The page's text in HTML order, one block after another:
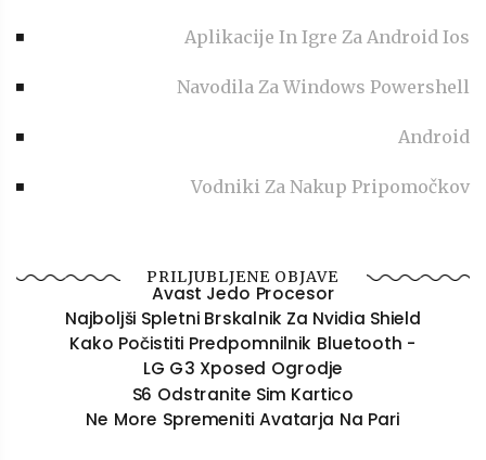
Aplikacije In Igre Za Android Ios
Navodila Za Windows Powershell
Android
Vodniki Za Nakup Pripomočkov
PRILJUBLJENE OBJAVE
Avast Jedo Procesor
Najboljši Spletni Brskalnik Za Nvidia Shield
Kako Počistiti Predpomnilnik Bluetooth -
LG G3 Xposed Ogrodje
S6 Odstranite Sim Kartico
Ne More Spremeniti Avatarja Na Pari